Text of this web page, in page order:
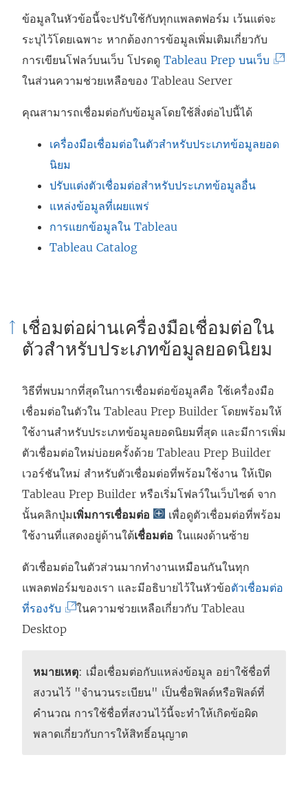
ข้อมูลในหัวข้อนี้จะปรับใช้กับทุกแพลตฟอร์ม เว้นแต่จะ
ระบุไว้โดยเฉพาะ หากต้องการข้อมูลเพิ่มเติมเกี่ยวกับ
การเขียนโฟลว์บนเว็บ โปรดดู Tableau Prep บนเว็บ
จ
า
ต่
ง
ใ
ห
ม่
)
ในส่วนความช่วยเหลือของ Tableau Server
คุณสามารถเชื่อมต่อกับข้อมูลโดยใช้สิ่งต่อไปนี้ได้
เครื่องมือเชื่อมต่อในตัวสำหรับประเภทข้อมูลยอด
นิยม
ปรับแต่งตัวเชื่อมต่อสำหรับประเภทข้อมูลอื่น
แหล่งข้อมูลที่เผยแพร่
การแยกข้อมูลใน Tableau
Tableau Catalog
เชื่อมต่อผ่านเครื่องมือเชื่อมต่อใน
ตัวสำหรับประเภทข้อมูลยอดนิยม
วิธีที่พบมากที่สุดในการเชื่อมต่อข้อมูลคือ ใช้เครื่องมือ
เชื่อมต่อในตัวใน Tableau Prep Builder โดยพร้อมให้
ใช้งานสำหรับประเภทข้อมูลยอดนิยมที่สุด และมีการเพิ่ม
ตัวเชื่อมต่อใหม่บ่อยครั้งด้วย Tableau Prep Builder
เวอร์ชันใหม่ สำหรับตัวเชื่อมต่อที่พร้อมใช้งาน ให้เปิด
Tableau Prep Builder หรือเริ่มโฟลว์ในเว็บไซต์ จาก
นั้นคลิกปุ่มเพิ่มการเชื่อมต่อ
เพื่อดูตัวเชื่อมต่อที่พร้อม
ใช้งานที่แสดงอยู่ด้านใต้เชื่อมต่อ ในแผงด้านซ้าย
ตัวเชื่อมต่อในตัวส่วนมากทำงานเหมือนกันในทุก
แพลตฟอร์มของเรา และมีอธิบายไว้ในหัวข้อตัวเชื่อมต่อ
ที่รองรับ
ลิ
ก์
จ
ะ
เ
ในความช่วยเหลือเกี่ยวกับ Tableau
Desktop
หมายเหตุ: เมื่อเชื่อมต่อกับแหล่งข้อมูล อย่าใช้ชื่อที่
สงวนไว้ "จำนวนระเบียน" เป็นชื่อฟิลด์หรือฟิลด์ที่
คำนวณ การใช้ชื่อที่สงวนไว้นี้จะทำให้เกิดข้อผิด
พลาดเกี่ยวกับการให้สิทธิ์อนุญาต